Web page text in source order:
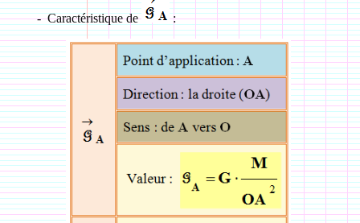
- Caractéristique de :